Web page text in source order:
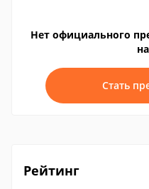
Нет официального
Стать
Рейтинг